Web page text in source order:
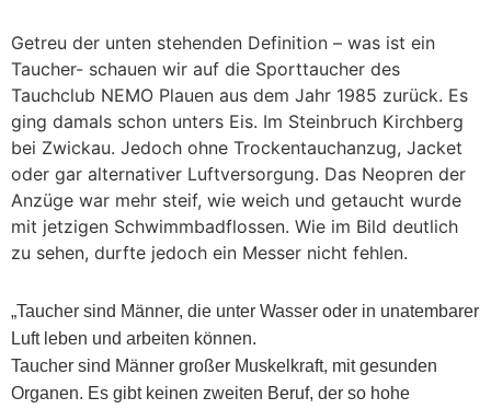
Getreu der unten stehenden Definition – was ist ein
Taucher- schauen wir auf die Sporttaucher des
Tauchclub NEMO Plauen aus dem Jahr 1985 zurück. Es
ging damals schon unters Eis. Im Steinbruch Kirchberg
bei Zwickau. Jedoch ohne Trockentauchanzug, Jacket
oder gar alternativer Luftversorgung. Das Neopren der
Anzüge war mehr steif, wie weich und getaucht wurde
mit jetzigen Schwimmbadflossen. Wie im Bild deutlich
zu sehen, durfte jedoch ein Messer nicht fehlen.
„Taucher sind Männer, die unter Wasser oder in unatembarer
Luft leben und arbeiten können.
Taucher sind Männer großer Muskelkraft, mit gesunden
Organen. Es gibt keinen zweiten Beruf, der so hohe